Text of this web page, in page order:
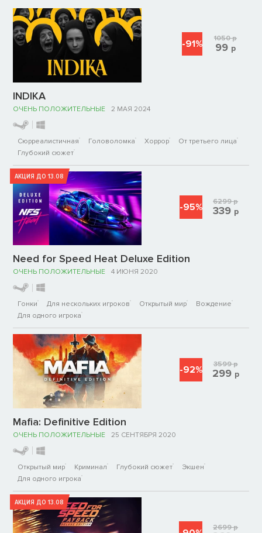
INDIKA
ОЧЕНЬ ПОЛОЖИТЕЛЬНЫЕ 2 МАЯ 2024
Сюрреалистичная Головоломка Хоррор
От третьего лица
Глубокий сюжет
-91% 1050р
99 р
АКЦИЯ ДО 13.08
Need for Speed Heat Deluxe Edition
ОЧЕНЬ ПОЛОЖИТЕЛЬНЫЕ 4 ИЮНЯ 2020
Гонки Для нескольких игроков Открытый мир
Вождение
Для одного игрока
-95% 6299р
339 р
Mafia: Definitive Edition
ОЧЕНЬ ПОЛОЖИТЕЛЬНЫЕ 25 СЕНТЯБРЯ 2020
Открытый мир Криминал Глубокий сюжет
Экшен
Для одного игрока
-92% 3599р
299 р
АКЦИЯ ДО 13.08
2699р